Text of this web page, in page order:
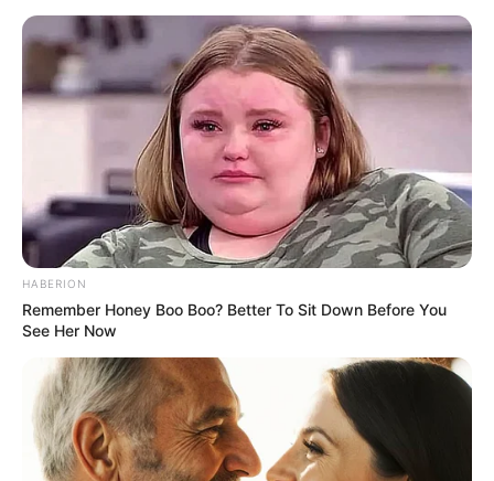
ข้อมูลโดย : อ.แพธ ลูกแก้วเทพเจ้าไอยคุปต์
HOROLiveดูดวง
สดบนมือถือ ทุกที่ทุกเวลา กับหมอดู
คุณภาพที่เราคัดสรรมาแล้ว
หมอดูอารมณ์ดีมีเพียบ ดาวน์โหลดเลย
http://bit.ly/2OeDz8r
รายละเอียดเพิ่มเติม
https://live.horolive.com/
HABERION
Remember Honey Boo Boo? Better To Sit Down Before You
See Her Now